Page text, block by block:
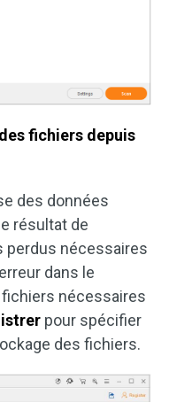
fichiers depuis
des données
résultat de
perdus nécessaires
dans le
fichiers nécessaires
pour spécifier
des fichiers.